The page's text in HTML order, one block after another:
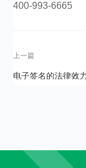
400-993-6665​​​​​​​​
上一篇
电子签名的法律效